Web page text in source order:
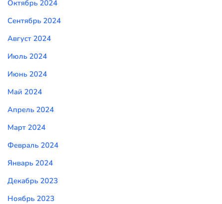
Октябрь 2024
Сентябрь 2024
Август 2024
Июль 2024
Июнь 2024
Май 2024
Апрель 2024
Март 2024
Февраль 2024
Январь 2024
Декабрь 2023
Ноябрь 2023